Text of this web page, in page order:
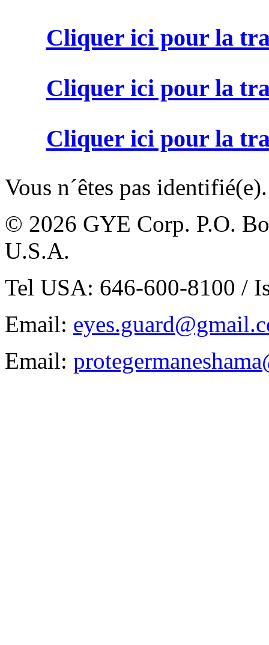
Cliquer ici pour la
Cliquer ici pour la
Cliquer ici pour la
Vous n´êtes pas identifié(e).
© 2026 GYE Corp. P.O.
U.S.A.
Tel USA: 646-600-8100 /
Email:
Email: